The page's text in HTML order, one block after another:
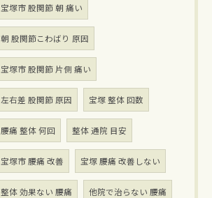
宝塚市 股関節 朝 痛い
朝 股関節こわばり 原因
宝塚市 股関節 片側 痛い
左右差 股関節 原因 宝塚 整体 回数
腰痛 整体 何回 整体 通院 目安
宝塚市 腰痛 改善 宝塚 腰痛 改善しない
整体 効果ない 腰痛 他院で治らない 腰痛